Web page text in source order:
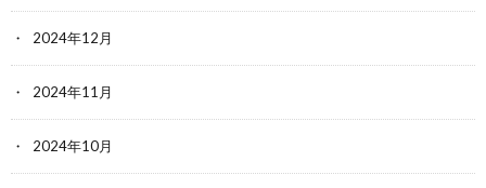
2024年12月
2024年11月
2024年10月